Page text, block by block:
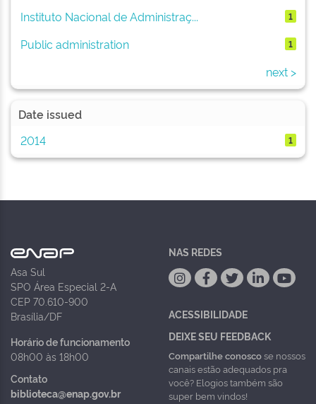
Instituto Nacional de Administraç... 1
Public administration 1
next >
Date issued
2014
1
Asa Sul
SPO Área Especial 2-A
CEP 70.610-900
Brasília/DF
Horário de funcionamento
08h00 às 18h00
Contato
biblioteca@enap.gov.br
NAS REDES
ACESSIBILIDADE
DEIXE SEU FEEDBACK
Compartilhe conoscose nossos
canais estão adequados pra
você? Elogios também são
super bem vindos!